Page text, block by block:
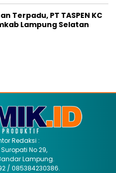
Terpadu, PT TASPEN KC
Lampung Selatan
Redaksi :
No 29,
Lampung.
/ 085384230386.